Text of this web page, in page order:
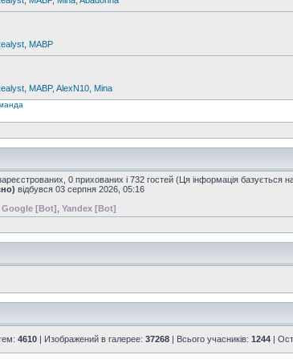
MABP
MABP, AlexN10 Mina
0 прихованих і 732 гостей (Ця інформація базується
відбувся 03 серпня 2026, 05:16
Google [Bot] Yandex [Bot]
4610 | Изображений в галерее: 37268 | Всього учасників: 1244 |